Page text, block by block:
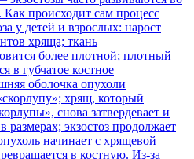
происходит сам процесс
у детей и взрослых: нарост
хряща; ткань
более плотной; плотный
в губчатое костное
оболочка опухоли
хрящ, который
снова затвердевает и
размерах; экзостоз продолжает
начинает с хрящевой
в костную. Из-за